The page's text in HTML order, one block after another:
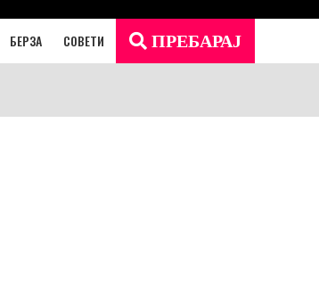
БЕРЗА СОВЕТИ ПРЕБАРАЈ